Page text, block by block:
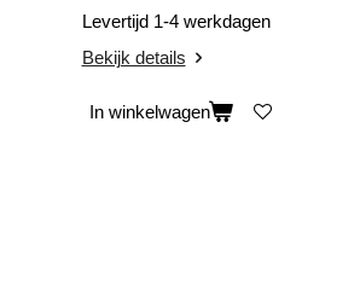
Levertijd 1-4 werkdagen
Bekijk details
In winkelwagen